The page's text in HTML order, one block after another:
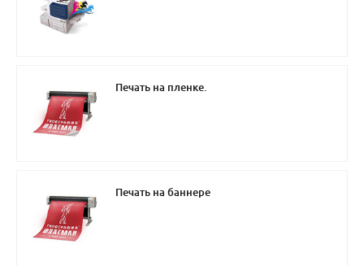
Печать на пленке.
Печать на баннере